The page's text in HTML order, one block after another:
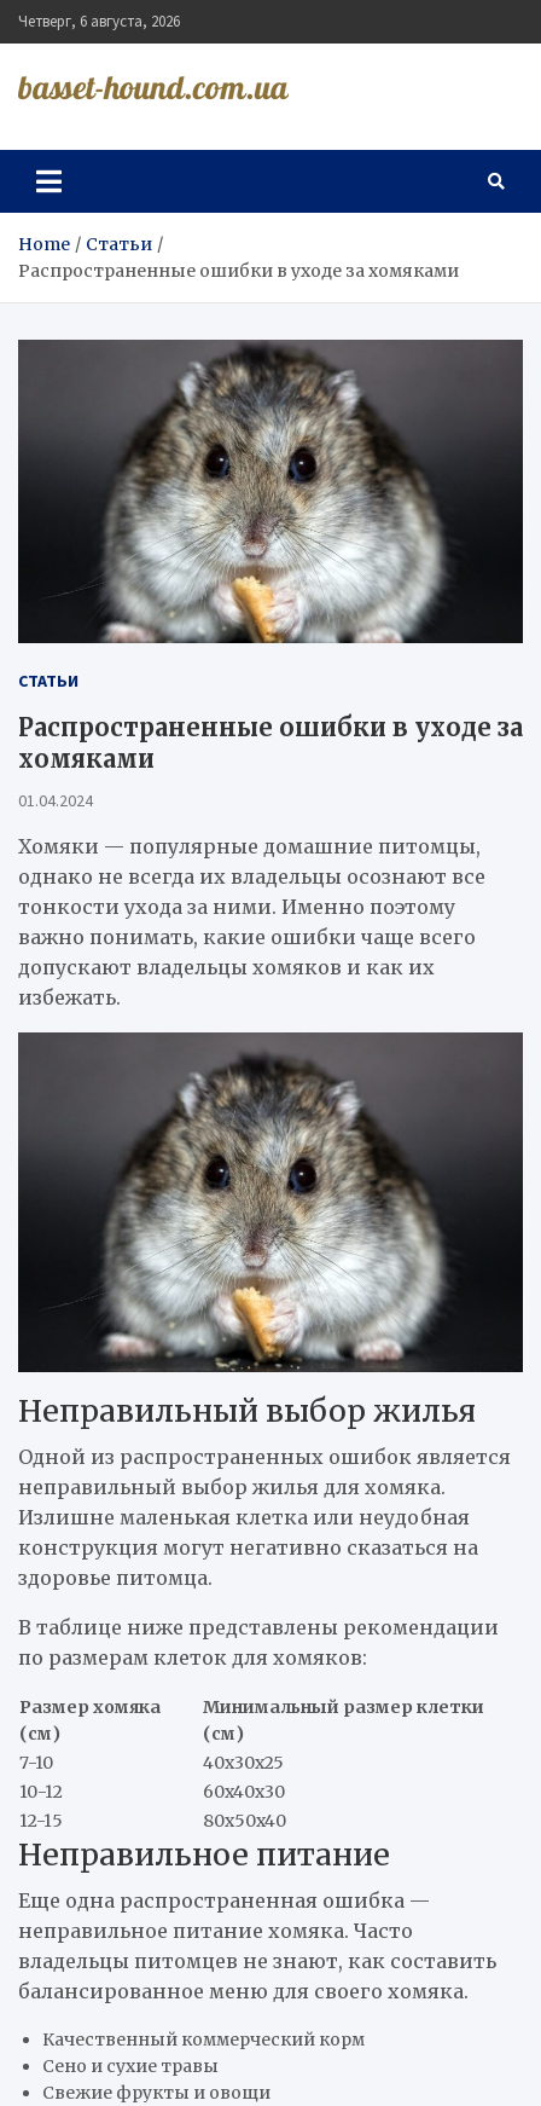
Skip
to
Четверг, 6 августа, 2026
basset-hound.com.ua
Home
Статьи
Распространенные ошибки в уходе за хомяками
СТАТЬИ
Распространенные ошибки в уходе за
хомяками
01.04.2024
Хомяки — популярные домашние питомцы,
однако не всегда их владельцы осознают все
тонкости ухода за ними. Именно поэтому
важно понимать, какие ошибки чаще всего
допускают владельцы хомяков и как их
избежать.
Неправильный выбор жилья
Одной из распространенных ошибок является
неправильный выбор жилья для хомяка.
Излишне маленькая клетка или неудобная
конструкция могут негативно сказаться на
здоровье питомца.
В таблице ниже представлены рекомендации
по размерам клеток для хомяков:
Размер хомяка
(см)
Минимальный размер клетки
(см)
7-10
40x30x25
10-12
60x40x30
12-15
80x50x40
Неправильное питание
Еще одна распространенная ошибка —
неправильное питание хомяка. Часто
владельцы питомцев не знают, как составить
балансированное меню для своего хомяка.
Качественный коммерческий корм
Сено и сухие травы
Свежие фрукты и овощи